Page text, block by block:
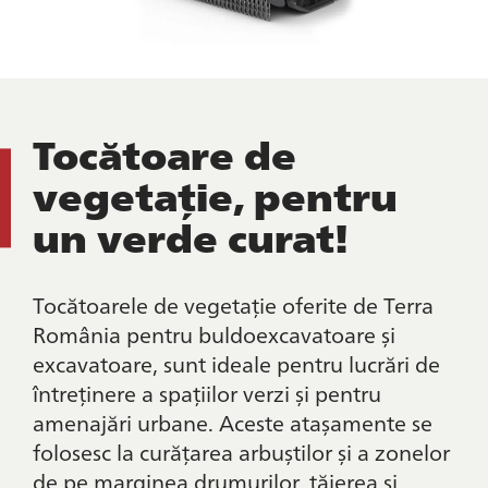
Tocătoare de
vegetație, pentru
un verde curat!
Tocătoarele de vegetație oferite de Terra
România pentru buldoexcavatoare și
excavatoare, sunt ideale pentru lucrări de
întreținere a spațiilor verzi și pentru
amenajări urbane. Aceste atașamente se
folosesc la curățarea arbuștilor și a zonelor
de pe marginea drumurilor, tăierea și